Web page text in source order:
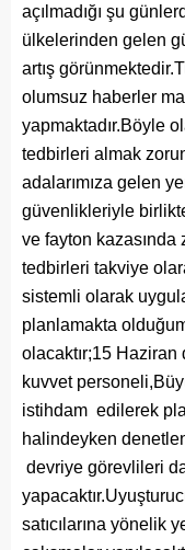
açılmadığı şu
ülkelerinden gelen
artış
olumsuz haberler
yapmaktadır.Böyle
tedbirleri almak
adalarımıza gelen
güvenlikleriyle
ve fayton
tedbirleri takviye
sistemli olarak
planlamakta
olacaktır;15
kuvvet
istihdam edilerek
halindeyken
devriye görevlileri
satıcılarına yönelik